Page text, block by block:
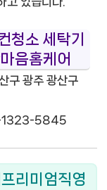
청소 세탁기
음홈케어
구 광주 광산구
1323-5845
리미엄직영